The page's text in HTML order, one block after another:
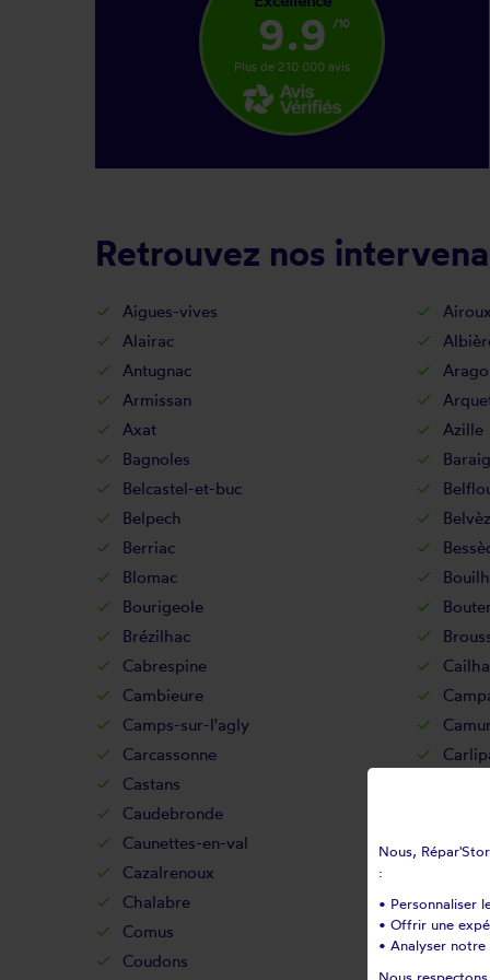
9.9 /10
Plus de 210 000 avis
Retrouvez nos
Aigues-vives Airoux
Alairac
Antugnac
Armissan
Axat
Azille
Bagnoles
Belcastel-et-buc
Belpech
Berriac
Blomac
Bourigeole
Brézilhac
Cabrespine
Cambieure
Camps-sur-l'agly
Carcassonne
Castans
Caudebronde
Caunettes-en-val
Cazalrenoux
Chalabre
Citou
Comus
Coudons
Nous,
:
• Personnaliser
• Offrir une
• Analyser notre